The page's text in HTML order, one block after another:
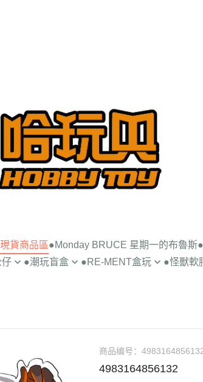
貨商品區●Monday BRUCE 星期一的布魯斯
仔 ●潮玩盲盒
隈俊男
落生物
●RE-MENT盒玩
＞史奴比SNOOPY
＞寶可夢Pokémon
＞角落生物
●怪獸軟
＞超人力霸王
商品编号：
4983164856132